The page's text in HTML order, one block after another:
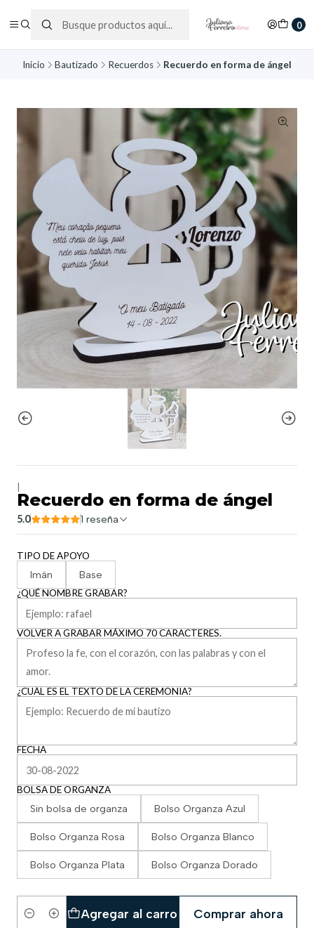
0
Inicio Bautizado Recuerdos Recuerdo en forma de ángel
Recuerdo en forma de ángel
5.0 1 reseña
TIPO DE APOYO
Imán Base
¿QUÉ NOMBRE GRABAR?
VOLVER A GRABAR MÁXIMO 70 CARACTERES.
¿CUÁL ES EL TEXTO DE LA CEREMONIA?
FECHA
BOLSA DE ORGANZA
Sin bolsa de organza Bolso Organza Azul
Bolso Organza Rosa Bolso Organza Blanco
Bolso Organza Plata Bolso Organza Dorado
Cantidad
Agregar al carro Comprar ahora